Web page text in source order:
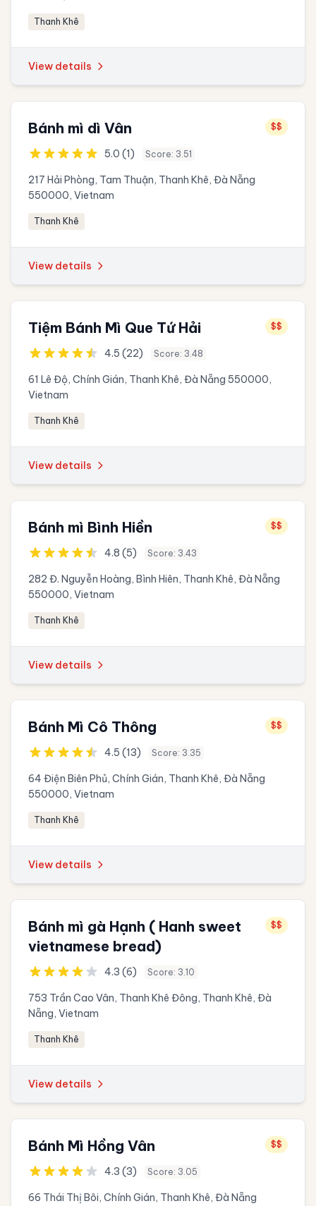
Thanh Khê
View details
Bánh mì dì Vân $$
5.0 (1) Score: 3.51
217 Hải Phòng, Tam Thuận, Thanh Khê, Đà Nẵng
550000, Vietnam
Thanh Khê
View details
Tiệm Bánh Mì Que Tứ Hải $$
4.5 (22) Score: 3.48
61 Lê Độ, Chính Gián, Thanh Khê, Đà Nẵng 550000,
Vietnam
Thanh Khê
View details
Bánh mì Bình Hiền $$
4.8 (5) Score: 3.43
282 Đ. Nguyễn Hoàng, Bình Hiên, Thanh Khê, Đà Nẵng
550000, Vietnam
Thanh Khê
View details
Bánh Mì Cô Thông $$
4.5 (13) Score: 3.35
64 Điện Biên Phủ, Chính Gián, Thanh Khê, Đà Nẵng
550000, Vietnam
Thanh Khê
View details
Bánh mì gà Hạnh ( Hanh sweet
vietnamese bread)
$$
4.3 (6) Score: 3.10
753 Trần Cao Vân, Thanh Khê Đông, Thanh Khê, Đà
Nẵng, Vietnam
Thanh Khê
View details
Bánh Mì Hồng Vân $$
4.3 (3) Score: 3.05
66 Thái Thị Bôi, Chính Gián, Thanh Khê, Đà Nẵng